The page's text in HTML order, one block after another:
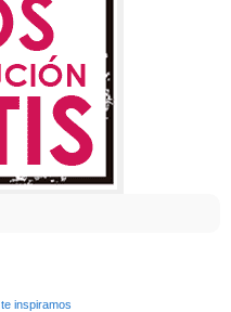
te inspiramos